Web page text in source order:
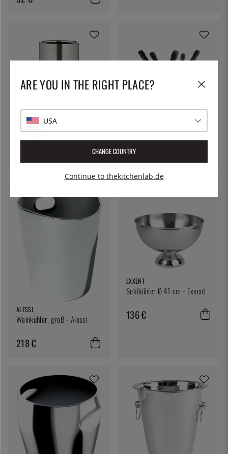
VINERS
Weinkühler, Silber - Viners
Champagner-Schale, Noè -
Alessi
308 €
ALESSI
Weinkühler, groß - Alessi
218 €
EXXENT
Sektkühler Ø 41 cm - Exxent
136 €
ARE YOU IN THE RIGHT PLACE?
USA
CHANGE COUNTRY
Continue to thekitchenlab.de